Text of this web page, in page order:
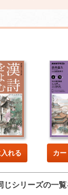
れる カ
じシリーズの一